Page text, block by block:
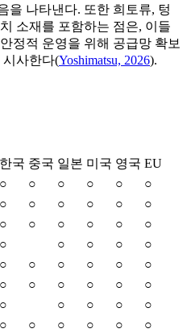
을 나타낸다. 또한 희토류, 텅
소재를 포함하는 점은, 이들
정적 운영을 위해 공급망 확보
시사한다(Yoshimatsu, 2026).
한국 중국 일본 미국 영국 EU
○ ○ ○ ○ ○
○
○ ○ ○ ○ ○
○
○ ○ ○ ○ ○
○
○ ○ ○ ○
○
○ ○ ○ ○ ○
○
○ ○ ○ ○ ○
○
○ ○ ○ ○ ○
○ ○ ○ ○ ○
○